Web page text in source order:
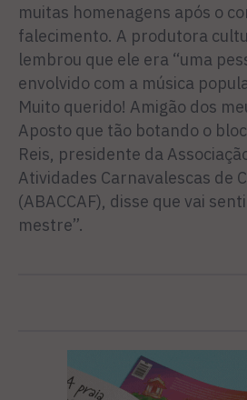
muitas homenagens após o
falecimento. A produtora
lembrou que ele era “uma
envolvido com a música
Muito querido! Amigão dos
Aposto que tão botando o
Reis, presidente da
Atividades Carnavalescas de
(ABACCAF), disse que vai
mestre”.